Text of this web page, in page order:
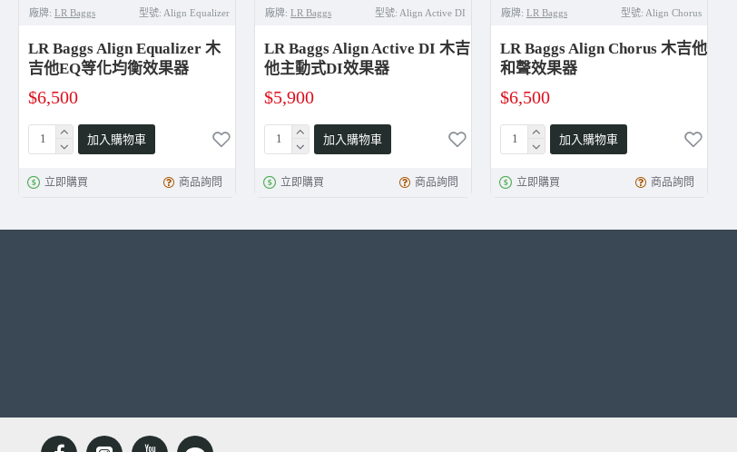
廠牌: LR Baggs 型號: Align Equalizer
LR Baggs Align Equalizer 木
吉他EQ等化均衡效果器
$6,500
加入購物車
立即購買 商品詢問
廠牌: LR Baggs 型號: Align Active DI
LR Baggs Align Active DI 木吉
他主動式DI效果器
$5,900
加入購物車
立即購買 商品詢問
廠牌: LR Baggs 型號: Align Chorus
LR Baggs Align Chorus 木吉他
和聲效果器
$6,500
加入購物車
立即購買 商品詢問